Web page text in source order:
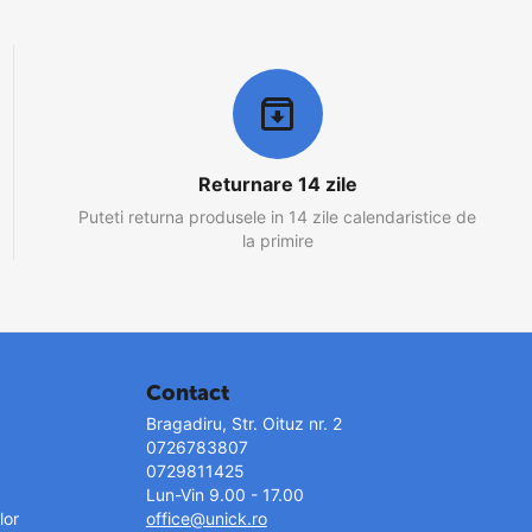
Returnare 14 zile
Puteti returna produsele in 14 zile calendaristice de
la primire
Contact
Bragadiru, Str. Oituz nr. 2
0726783807
0729811425
Lun-Vin 9.00 - 17.00
office@unick.ro